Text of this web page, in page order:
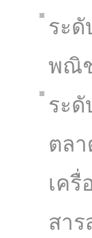
ระดั
พณิ
ระ
ตล
เครื่
สา